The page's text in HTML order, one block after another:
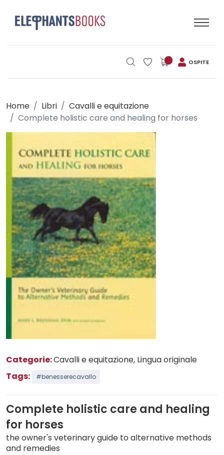
OSPITE
Home Libri
Cavalli e equitazione
Complete holistic care and healing for horses
Categorie:Cavalli e equitazione, Lingua originale
Tags:
#benesserecavallo
Complete holistic care and healing
for horses
the owner's veterinary guide to alternative methods
and remedies